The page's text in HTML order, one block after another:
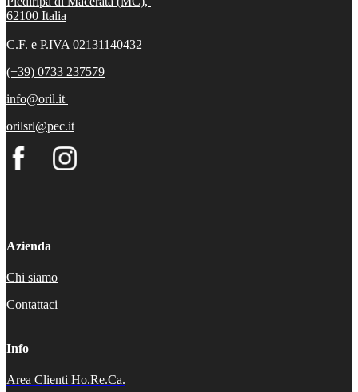
62100 Italia
C.F. e P.IVA 02131140432
(+39) 0733 237579
info@oril.it
orilsrl@pec.it
Azienda
Chi siamo
Contattaci
Info
Area Clienti Ho.Re.Ca.